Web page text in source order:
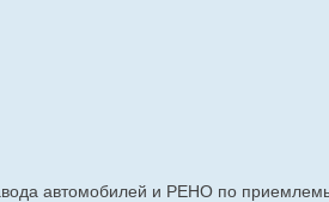
автомобилей и РЕНО по